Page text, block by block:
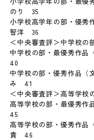
のり 35
小学校高学年の部・優秀
智洋 36
＜中央審査評＞中学校
中学校の部・最優秀作品
40
中学校の部・優秀作品（
み 41
＜中央審査評＞高等学
高等学校の部・最優秀作
45
高等学校の部・優秀作品
貴 46